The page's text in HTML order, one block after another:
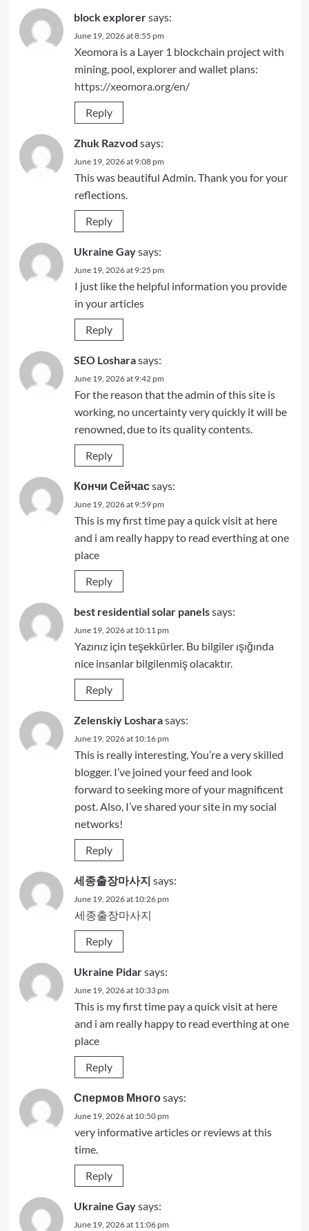
block explorersays:
June 19, 2026 at 8:55 pm
Xeomora is a Layer 1 blockchain project with
mining, pool, explorer and wallet plans:
https://xeomora.org/en/
Reply
Zhuk Razvod says:
June 19, 2026 at 9:08 pm
This was beautiful Admin. Thank you for your
reflections.
Reply
Ukraine Gaysays:
June 19, 2026 at 9:25 pm
I just like the helpful information you provide
in your articles
Reply
SEO Losharasays:
June 19, 2026 at 9:42 pm
For the reason that the admin of this site is
working, no uncertainty very quickly it will be
renowned, due to its quality contents.
Reply
Кончи Сейчасsays:
June 19, 2026 at 9:59 pm
This is my first time pay a quick visit at here
and i am really happy to read everthing at one
place
Reply
best residential solar panelssays:
June 19, 2026 at 10:11 pm
Yazınız için teşekkürler. Bu bilgiler ışığında
nice insanlar bilgilenmiş olacaktır.
Reply
Zelenskiy Losharasays:
June 19, 2026 at 10:16 pm
This is really interesting, You’re a very skilled
blogger. I’ve joined your feed and look
forward to seeking more of your magnificent
post. Also, I’ve shared your site in my social
networks!
Reply
세종출장마사지 says:
June 19, 2026 at 10:26 pm
세종출장마사지
Reply
Ukraine Pidarsays:
June 19, 2026 at 10:33 pm
This is my first time pay a quick visit at here
and i am really happy to read everthing at one
place
Reply
Спермов Многоsays:
June 19, 2026 at 10:50 pm
very informative articles or reviews at this
time.
Reply
Ukraine Gaysays:
June 19, 2026 at 11:06 pm